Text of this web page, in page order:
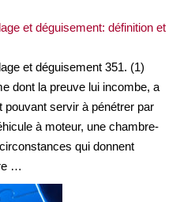
et déguisement: définition et
et déguisement 351. (1)
dont la preuve lui incombe, a
servir à pénétrer par
à moteur, une chambre-
qui donnent
…